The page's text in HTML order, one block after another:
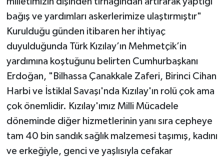
bağış ve yardımları askerlerimize ulaştırmıştır"
Kurulduğu günden itibaren her ihtiyaç
duyulduğunda Türk Kızılay’ın Mehmetçik’in
yardımına koştuğunu belirten Cumhurbaşkanı
Erdoğan, "Bilhassa Çanakkale Zaferi, Birinci Cihan
Harbi ve İstiklal Savaşı'nda Kızılay'ın rolü çok ama
çok önemlidir. Kızılay'ımız Milli Mücadele
döneminde diğer hizmetlerinin yanı sıra cepheye
tam 40 bin sandık sağlık malzemesi taşımış, kadını
ve erkeğiyle, genci ve yaşlısıyla cefakar